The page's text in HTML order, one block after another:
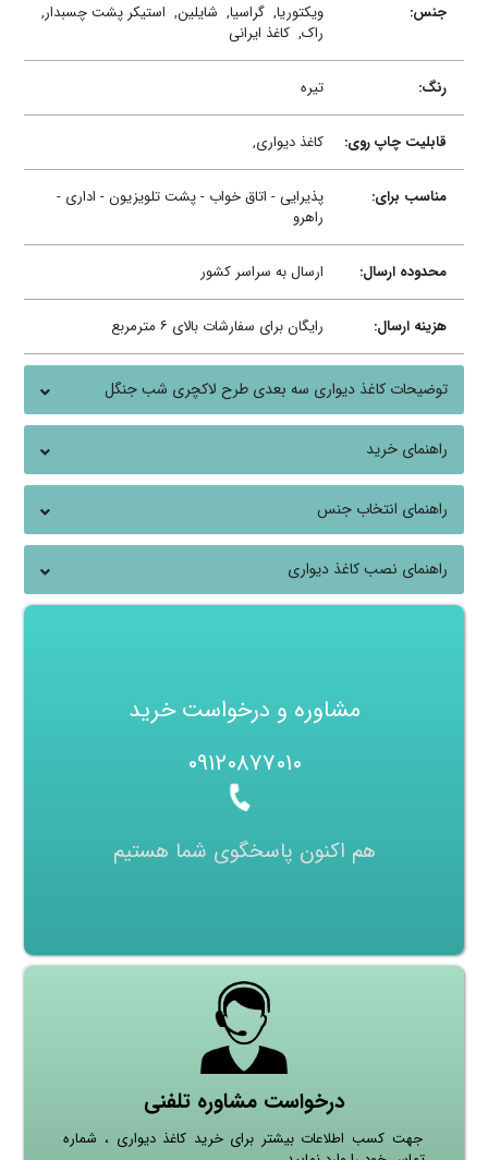
جنس: ویکتوریا,گراسیا, شایلین, استیکر پشت چسبدار,
راک,کاغذ ایرانی
رنگ: تیره
قابلیت چاپ روی: کاغذ دیواری,
مناسب برای:
پذیرایی - اتاق خواب - پشت تلویزیون - اداری -
راهرو
محدوده ارسال: ارسال به سراسر کشور
هزینه ارسال: رایگان برای سفارشات بالای ۶ مترمربع
توضیحات کاغذ دیواری سه بعدی طرح لاکچری شب جنگل
راهنمای خرید
راهنمای انتخاب جنس
راهنمای نصب کاغذ دیواری
مشاوره و درخواست خرید
۰۹۱۲۰۸۷۷۰۱۰
هم اکنون پاسخگوی شما هستیم
درخواست مشاوره تلفنی
جهت کسب اطلاعات بیشتر برای خرید کاغذ دیواری ، شماره